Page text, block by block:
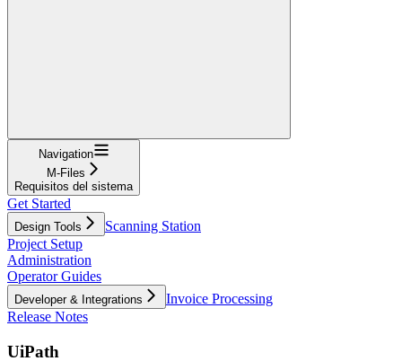
Navigation
M-Files
Requisitos del sistema
Get Started
Design Tools
Scanning Station
Project Setup
Administration
Operator Guides
Developer & Integrations
Invoice Processing
Release Notes
UiPath